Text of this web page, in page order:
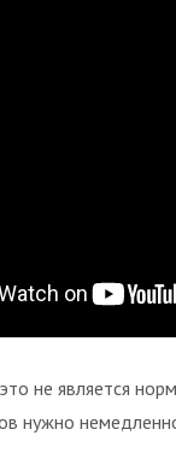
не является
нужно